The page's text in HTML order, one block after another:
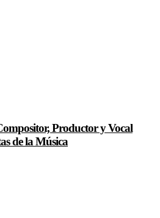
Productor y Vocal
de la Música